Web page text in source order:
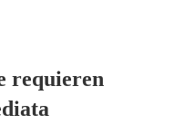
requieren